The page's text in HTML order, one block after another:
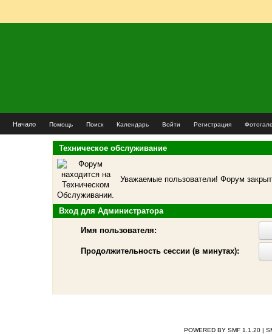
Начало Помощь Поиск Календарь Войти Регистрация
Техническое обслуживание
Уважаемые пользователи! Форум
Вход для Администратора
Имя пользователя:
Продолжительность сессии (в минутах):
POWERED BY SMF 1.1.20 |